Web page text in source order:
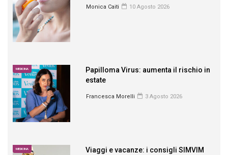
Monica Caiti 10 Agosto 2026
MEDICINA
Papilloma Virus: aumenta il rischio in
estate
Francesca Morelli 3 Agosto 2026
MEDICINA
Viaggi e vacanze: i consigli SIMVIM